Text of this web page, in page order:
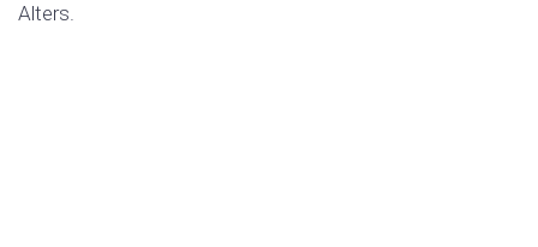
Alters.